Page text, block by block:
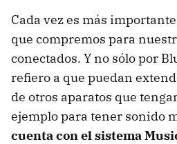
Cada vez es más
que compremos para
conectados. Y no sólo por
refiero a que puedan
de otros aparatos que
ejemplo para tener sonido
cuenta con el sistema